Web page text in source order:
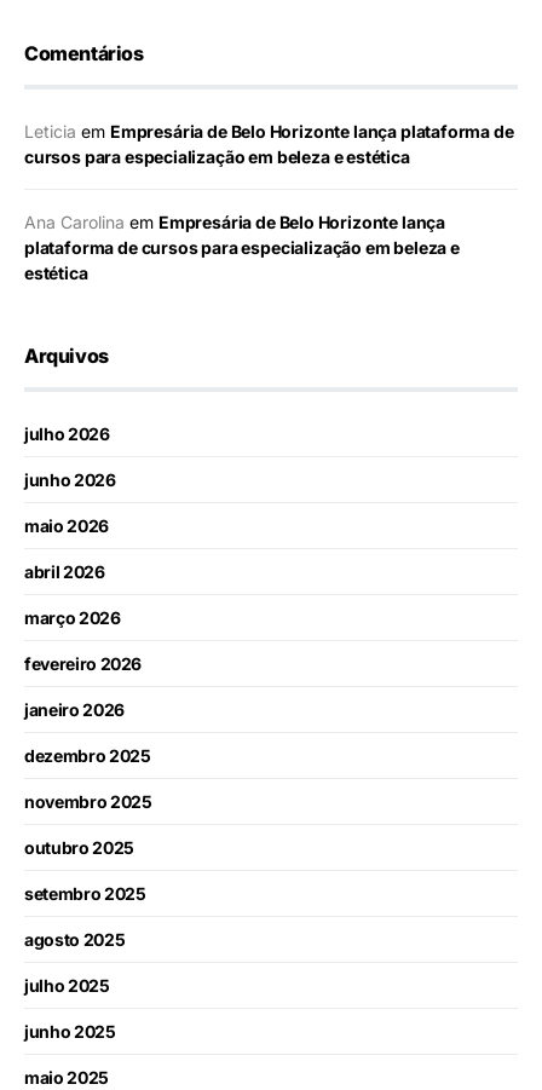
Comentários
Leticia em Empresária de Belo Horizonte lança plataforma de
cursos para especialização em beleza e estética
Ana Carolina em Empresária de Belo Horizonte lança
plataforma de cursos para especialização em beleza e
estética
Arquivos
julho 2026
junho 2026
maio 2026
abril 2026
março 2026
fevereiro 2026
janeiro 2026
dezembro 2025
novembro 2025
outubro 2025
setembro 2025
agosto 2025
julho 2025
junho 2025
maio 2025